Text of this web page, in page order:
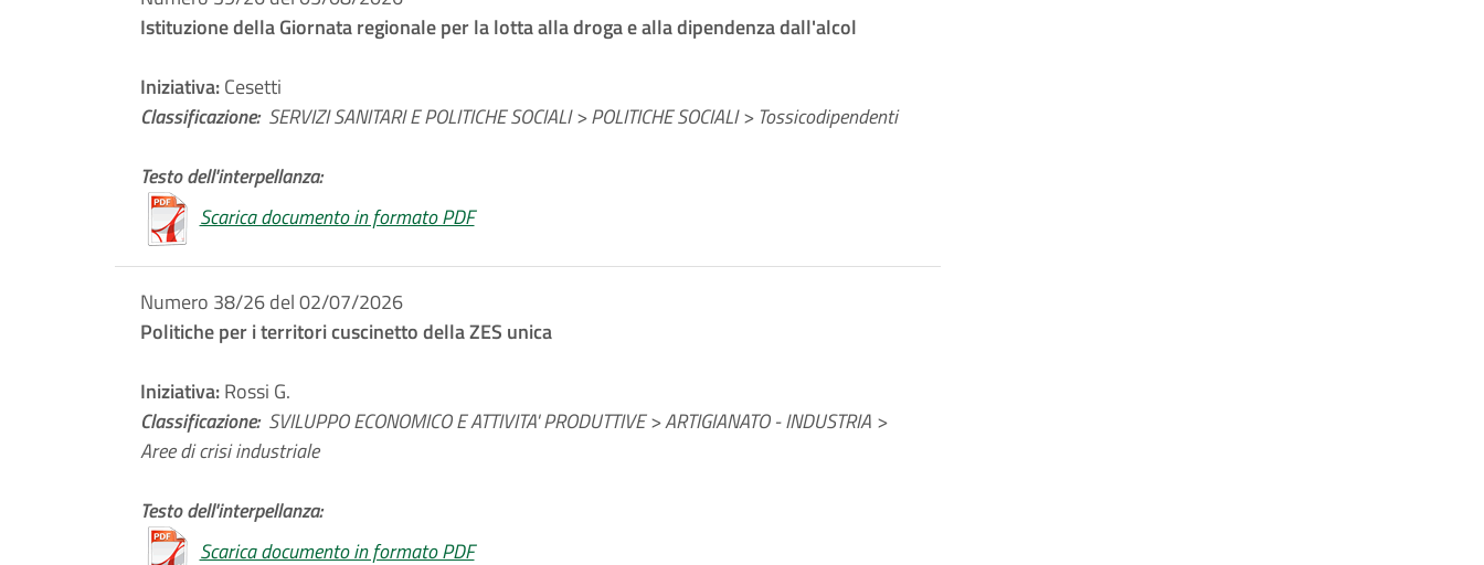
Istituzione della Giornata regionale per la lotta alla droga e alla dipendenza dall'alcol
Iniziativa:Cesetti
Classificazione: SERVIZI SANITARI E POLITICHE SOCIALI > POLITICHE SOCIALI > Tossicodipendenti
Testo dell'interpellanza:
Scarica documento in formato PDF
Numero 38/26 del 02/07/2026
Politiche per i territori cuscinetto della ZES unica
Iniziativa:Rossi G.
Classificazione: SVILUPPO ECONOMICO E ATTIVITA' PRODUTTIVE > ARTIGIANATO - INDUSTRIA >
Aree di crisi industriale
Testo dell'interpellanza:
Scarica documento in formato PDF